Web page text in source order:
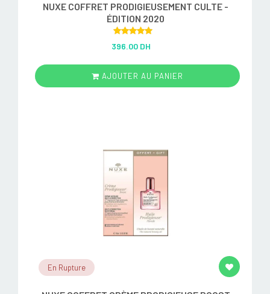
NUXE COFFRET PRODIGIEUSEMENT CULTE -
ÉDITION 2020
out of 5
396.00 DH
AJOUTER AU PANIER
En Rupture